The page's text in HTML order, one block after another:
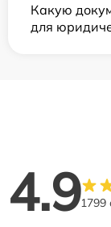
Какую
для
4.91799